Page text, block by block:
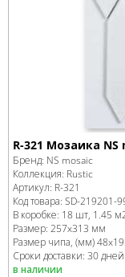
R-321 Мозаика NS
Бренд: NS mosaic
Коллекция: Rustic
Артикул: R-321
Код товара: SD-219201-
В коробке: 18 шт, 1.45 м
Размер: 257x313 мм
Размер чипа, (мм)
Сроки доставки: 30 дней
в наличии